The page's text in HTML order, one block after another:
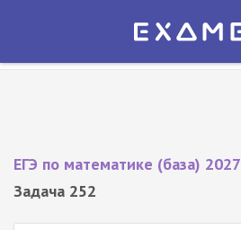
Экзамер — ЕГЭ 2027
ЕГЭ по математике (база) 2027
Задача 252